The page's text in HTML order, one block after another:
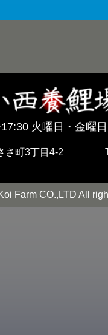
火曜日・金曜
さ町3丁目4-2
Farm CO.,LTD All